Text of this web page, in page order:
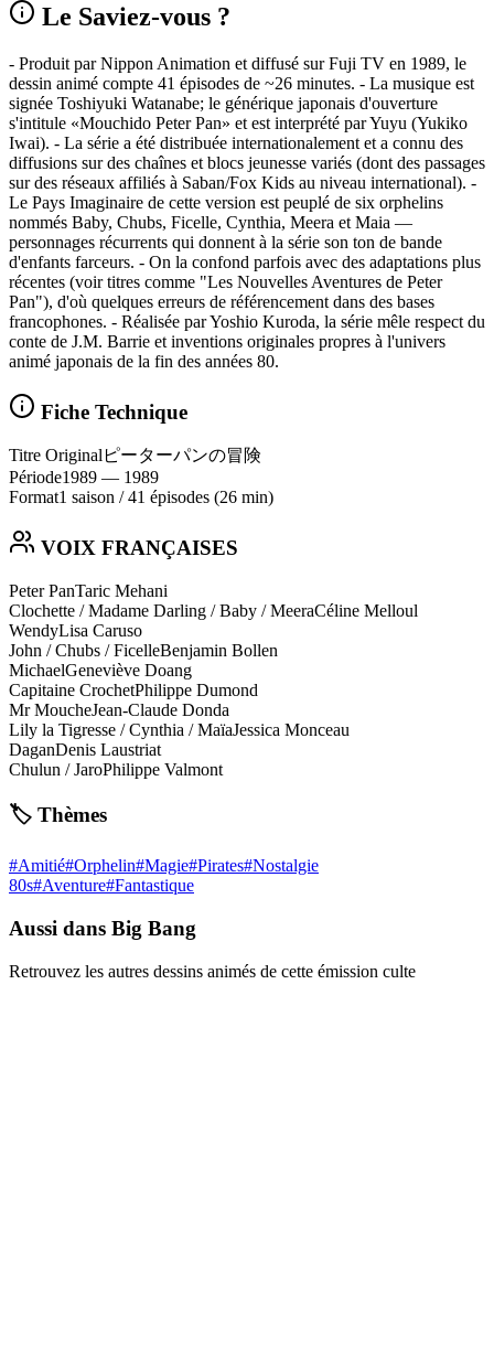
Le Saviez-vous ?
- Produit par Nippon Animation et diffusé sur Fuji TV en 1989, le
dessin animé compte 41 épisodes de ~26 minutes. - La musique est
signée Toshiyuki Watanabe; le générique japonais d'ouverture
s'intitule «Mouchido Peter Pan» et est interprété par Yuyu (Yukiko
Iwai). - La série a été distribuée internationalement et a connu des
diffusions sur des chaînes et blocs jeunesse variés (dont des passages
sur des réseaux affiliés à Saban/Fox Kids au niveau international). -
Le Pays Imaginaire de cette version est peuplé de six orphelins
nommés Baby, Chubs, Ficelle, Cynthia, Meera et Maia —
personnages récurrents qui donnent à la série son ton de bande
d'enfants farceurs. - On la confond parfois avec des adaptations plus
récentes (voir titres comme "Les Nouvelles Aventures de Peter
Pan"), d'où quelques erreurs de référencement dans des bases
francophones. - Réalisée par Yoshio Kuroda, la série mêle respect du
conte de J.M. Barrie et inventions originales propres à l'univers
animé japonais de la fin des années 80.
Fiche Technique
Titre Original ピーターパンの冒険
Période1989 — 1989
Format1 saison /41 épisodes (26 min)
VOIX FRANÇAISES
Peter PanTaric Mehani
Clochette / Madame Darling / Baby / MeeraCéline Melloul
WendyLisa Caruso
John / Chubs / FicelleBenjamin Bollen
MichaelGeneviève Doang
Capitaine CrochetPhilippe Dumond
Mr MoucheJean-Claude Donda
Lily la Tigresse / Cynthia / MaïaJessica Monceau
DaganDenis Laustriat
Chulun / JaroPhilippe Valmont
🏷️ Thèmes
#Amitié#Orphelin#Magie#Pirates#Nostalgie
80s#Aventure#Fantastique
Aussi dans Big Bang
Retrouvez les autres dessins animés de cette émission culte